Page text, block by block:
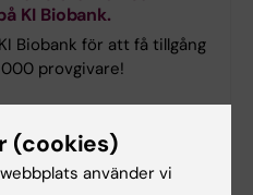
KI Biobank.
Biobank för att få tillgång
provgivare!
(cookies)
använder vi